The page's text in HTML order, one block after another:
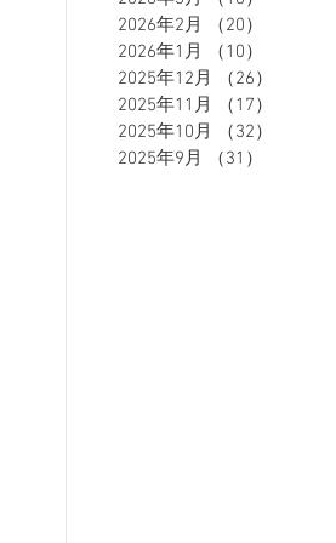
2026年2月
（20）
2026年1月
（10）
2025年12月
（26）
2025年11月
（17）
2025年10月
（32）
2025年9月
（31）